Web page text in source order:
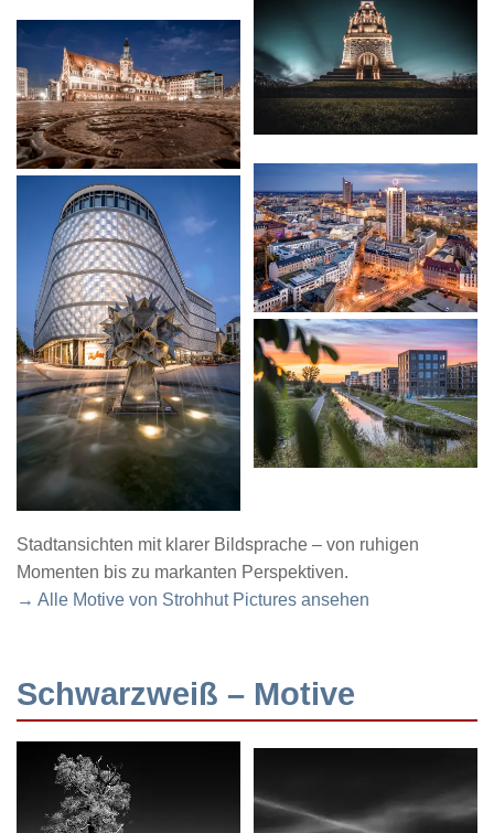
Stadtansichten mit klarer Bildsprache – von ruhigen
Momenten bis zu markanten Perspektiven.
→ Alle Motive von Strohhut Pictures ansehen
Schwarzweiß – Motive